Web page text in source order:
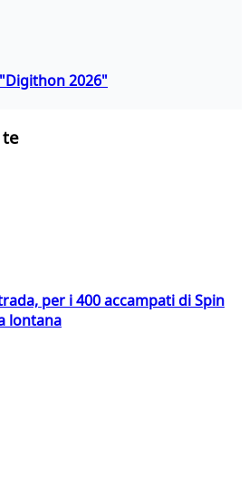
2026"
per i 400 accampati di Spin
lontana